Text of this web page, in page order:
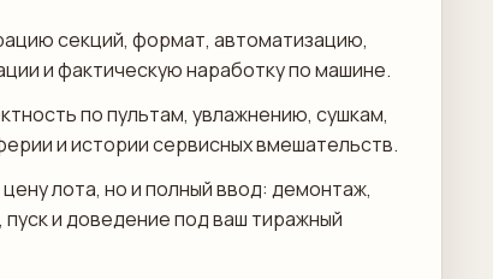
секций, формат, автоматизацию,
и фактическую наработку по машине.
по пультам, увлажнению, сушкам,
и истории сервисных вмешательств.
лота, но и полный ввод: демонтаж,
пуск и доведение под ваш тиражный